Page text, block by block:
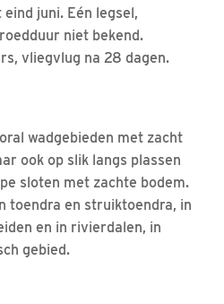
juni. Eén legsel,
niet bekend.
vliegvlug na 28 dagen.
wadgebieden met zacht
ook op slik langs plassen
sloten met zachte bodem.
toendra en struiktoendra, in
en in rivierdalen, in
gebied.